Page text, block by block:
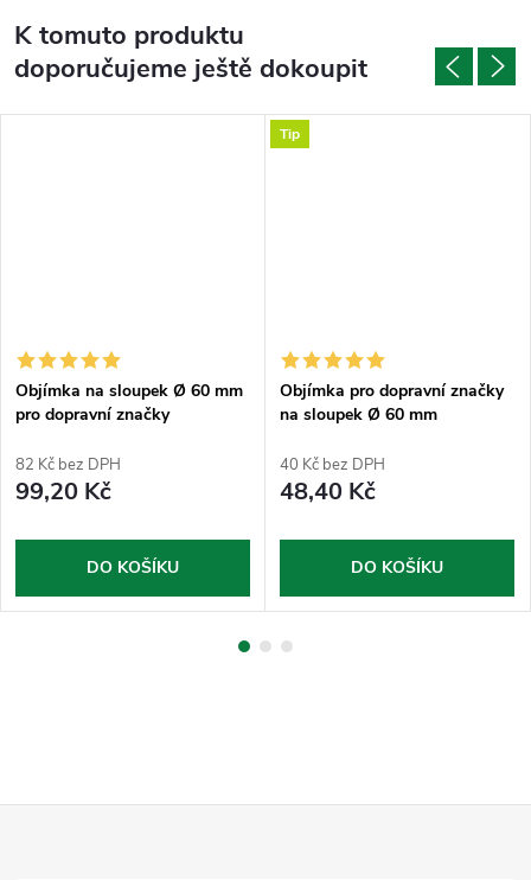
K tomuto produktu
doporučujeme ještě dokoupit
Objímka na sloupek Ø 60 mm
pro dopravní značky
82 Kč bez DPH
99,20 Kč
DO KOŠÍKU
Tip
Objímka pro dopravní značky
na sloupek Ø 60 mm
40 Kč bez DPH
48,40 Kč
DO KOŠÍKU